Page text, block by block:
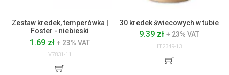
Zestaw kredek, temperówka |
Foster - niebieski
1.69 zł + 23% VAT
V7831-11
30 kredek świecowych w tubie
9.39 zł + 23% VAT
IT2349-13